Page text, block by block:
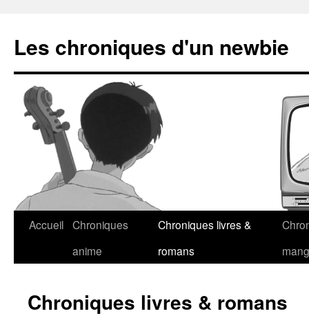
Les chroniques d'un newbie
Accueil Chroniques
anime
Chroniques livres &
romans
Chroniques livres & romans